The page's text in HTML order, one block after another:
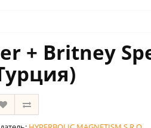
+ Britney